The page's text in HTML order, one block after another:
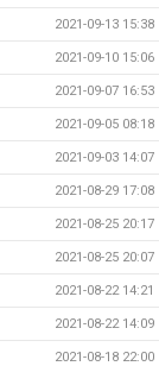
2021-09-13 15:38
2021-09-10 15:06
2021-09-07 16:53
2021-09-05 08:18
2021-09-03 14:07
2021-08-29 17:08
2021-08-25 20:17
2021-08-25 20:07
2021-08-22 14:21
2021-08-22 14:09
2021-08-18 22:00